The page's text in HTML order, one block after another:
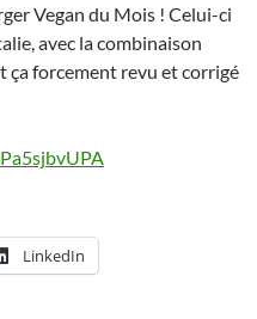
Vegan du Mois ! Celui-ci
avec la combinaison
ça forcement revu et corrigé
LinkedIn